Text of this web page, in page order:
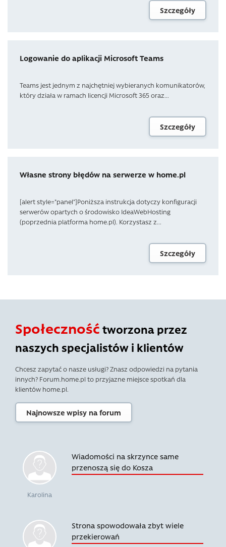
Szczegóły
Logowanie do aplikacji Microsoft Teams
Teams jest jednym z najchętniej wybieranych komunikatorów,
który działa w ramach licencji Microsoft 365 oraz...
Szczegóły
Własne strony błędów na serwerze w home.pl
[alert style="panel"]Poniższa instrukcja dotyczy konfiguracji
serwerów opartych o środowisko IdeaWebHosting
(poprzednia platforma home.pl). Korzystasz z...
Szczegóły
Społeczność tworzona przez
naszych specjalistów i klientów
Chcesz zapytać o nasze usługi? Znasz odpowiedzi na pytania
innych? Forum.home.pl to przyjazne miejsce spotkań dla
klientów home.pl.
Najnowsze wpisy na forum
Karolina
Wiadomości na skrzynce same
przenoszą się do Kosza
Strona spowodowała zbyt wiele
przekierowań